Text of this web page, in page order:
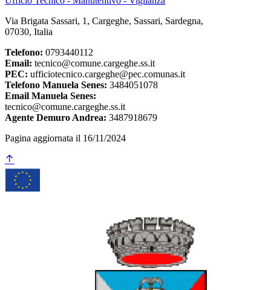
Via Brigata Sassari, 1, Cargeghe, Sassari, Sardegna,
07030, Italia
Telefono: 0793440112
Email: tecnico@comune.cargeghe.ss.it
PEC: ufficiotecnico.cargeghe@pec.comunas.it
Telefono Manuela Senes: 3484051078
Email Manuela Senes:
tecnico@comune.cargeghe.ss.it
Agente Demuro Andrea: 3487918679
Pagina aggiornata il 16/11/2024